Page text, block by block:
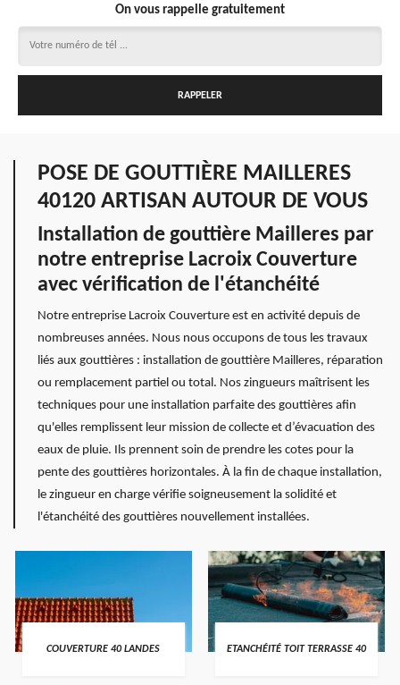
On vous rappelle gratuitement
POSE DE GOUTTIÈRE MAILLERES
40120 ARTISAN AUTOUR DE VOUS
Installation de gouttière Mailleres par
notre entreprise Lacroix Couverture
avec vérification de l'étanchéité
Notre entreprise Lacroix Couverture est en activité depuis de
nombreuses années. Nous nous occupons de tous les travaux
liés aux gouttières : installation de gouttière Mailleres, réparation
ou remplacement partiel ou total. Nos zingueurs maîtrisent les
techniques pour une installation parfaite des gouttières afin
qu'elles remplissent leur mission de collecte et d’évacuation des
eaux de pluie. Ils prennent soin de prendre les cotes pour la
pente des gouttières horizontales. À la fin de chaque installation,
le zingueur en charge vérifie soigneusement la solidité et
l'étanchéité des gouttières nouvellement installées.
COUVERTURE 40 LANDES ETANCHÉITÉ TOIT TERRASSE 40